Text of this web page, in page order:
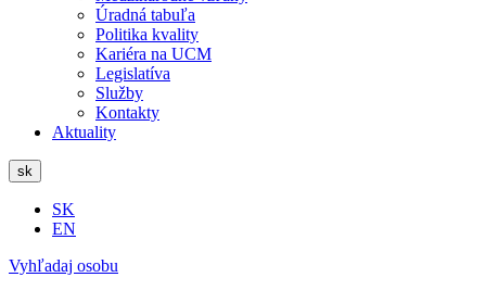
Úradná tabuľa
Politika kvality
Kariéra na UCM
Legislatíva
Služby
Kontakty
Aktuality
sk
SK
EN
Vyhľadaj osobu